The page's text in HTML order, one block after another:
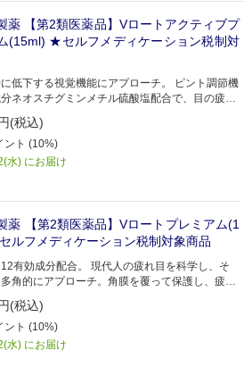
薬 【第2類医薬品】Vロートアクティブプ
(15ml) ★セルフメディケーション税制対
低下する視覚機能にアプローチ。 ピント調節機
ネオスチグミンメチル硫酸塩配合で、目の疲れ
す。
(税込)
ント (10%)
水) にお届け
薬 【第2類医薬品】Vロートプレミアム(1
ルフメディケーション税制対象商品
有効成分配合。 現代人の疲れ目を科学し、そ
角的にアプローチ。角膜を覆って保護し、疲れ
す
(税込)
ント (10%)
水) にお届け